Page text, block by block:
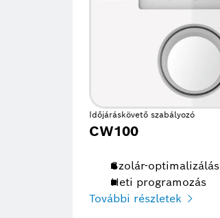
Időjáráskövető szabályozó
CW100
Szolár-optimalizálás
Heti programozás
További részletek